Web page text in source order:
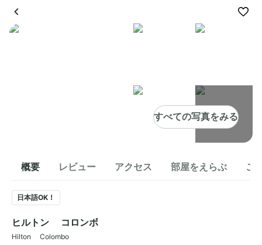
すべての写真をみる
概要 レビュー アクセス 部屋をえらぶ こ
日本語OK！
ヒルトン コロンボ
Hilton Colombo